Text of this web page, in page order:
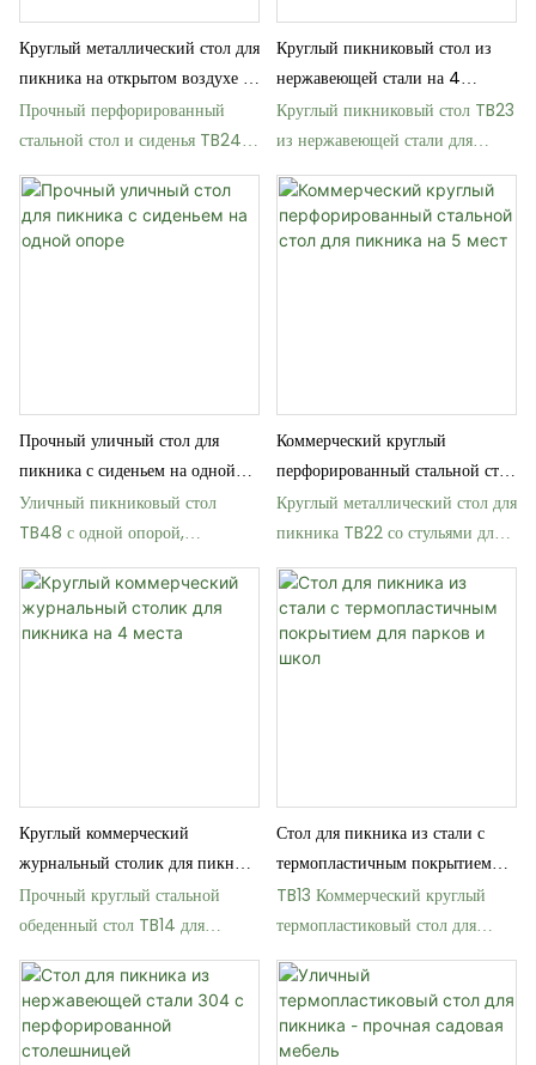
Круглый металлический стол для
пикника на открытом воздухе с
прикрепленными скамейками.
Прочный перфорированный
стальной стол и сиденья TB24
для общественных мест
Круглый пикниковый стол из
нержавеющей стали на 4
персоны для использования на
открытом воздухе
Круглый пикниковый стол TB23
из нержавеющей стали для
прибрежной зоны
Прочный уличный стол для
пикника с сиденьем на одной
опоре
Уличный пикниковый стол
TB48 с одной опорой,
повышенной прочности
Коммерческий круглый
перфорированный стальной стол
для пикника на 5 мест
Круглый металлический стол для
пикника TB22 со стульями для
парков и обедов на открытом
воздухе.
Круглый коммерческий
журнальный столик для пикника
на 4 места
Прочный круглый стальной
обеденный стол TB14 для
использования на открытом
воздухе
Стол для пикника из стали с
термопластичным покрытием
для парков и школ
TB13 Коммерческий круглый
термопластиковый стол для
пикника с цельной столешницей